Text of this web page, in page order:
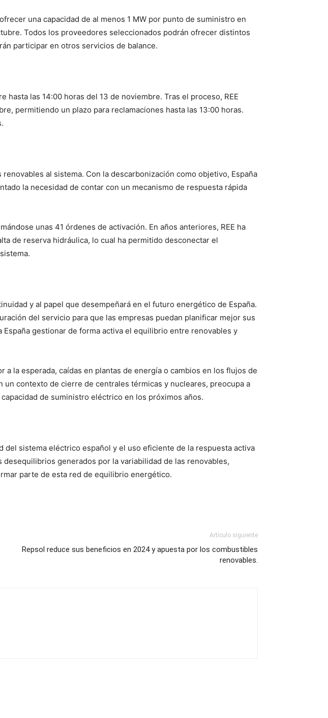
una capacidad de al menos 1 MW por punto de suministro en
Todos los proveedores seleccionados podrán ofrecer distintos
participar en otros servicios de balance.
las 14:00 horas del 13 de noviembre. Tras el proceso, REE
permitiendo un plazo para reclamaciones hasta las 13:00 horas.
al sistema. Con la descarbonización como objetivo, España
la necesidad de contar con un mecanismo de respuesta rápida
unas 41 órdenes de activación. En años anteriores, REE ha
de reserva hidráulica, lo cual ha permitido desconectar el
y al papel que desempeñará en el futuro energético de España.
del servicio para que las empresas puedan planificar mejor sus
gestionar de forma activa el equilibrio entre renovables y
la esperada, caídas en plantas de energía o cambios en los flujos de
contexto de cierre de centrales térmicas y nucleares, preocupa a
de suministro eléctrico en los próximos años.
del sistema eléctrico español y el uso eficiente de la respuesta activa
generados por la variabilidad de las renovables,
parte de esta red de equilibrio energético.
Artículo siguiente
Repsol reduce sus beneficios en 2024 y apuesta por los combustibles
renovables.